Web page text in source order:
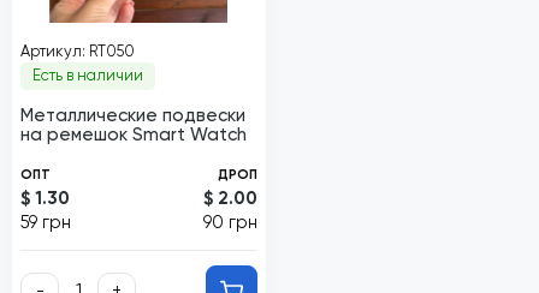
Артикул: RT050
Есть в наличии
Металлические подвески
на ремешок Smart Watch
ОПТ
$ 1.30
59 грн
ДРОП
$ 2.00
90 грн